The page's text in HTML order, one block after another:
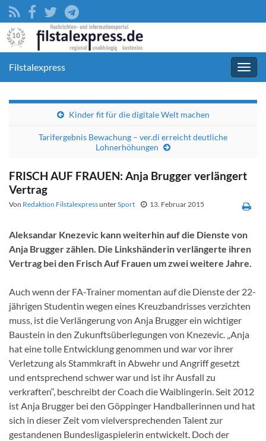
Filstalexpress
Kinder fit für die digitale Welt machen
Tarifergebnis Bewachung – ver.di erreicht deutliche
Lohnerhöhungen
FRISCH AUF FRAUEN: Anja Brugger verlängert
Vertrag
Von Redaktion FilstalexpressunterSport 13. Februar 2015
Aleksandar Knezevic kann weiterhin auf die Dienste von
Anja Brugger zählen. Die Linkshänderin verlängerte ihren
Vertrag bei den Frisch Auf Frauen um zwei weitere Jahre.
Auch wenn der FA-Trainer momentan auf die Dienste der 22-
jährigen Studentin wegen eines Kreuzbandrisses verzichten
muss, ist die Verlängerung von Anja Brugger ein wichtiger
Baustein in den Zukunftsüberlegungen von Knezevic. „Anja
hat eine tolle Entwicklung genommen und war vor ihrer
Verletzung als Stammkraft in Abwehr und Angriff gesetzt
und entsprechend schwer war und ist ihr Ausfall zu
verkraften“, beschreibt der Coach die Waiblingerin. Seit 2012
ist Anja Brugger bei den Göppinger Handballerinnen und hat
sich in dieser Zeit vom vielversprechenden Talent zur
gestandenen Bundesligaspielerin entwickelt. Doch der